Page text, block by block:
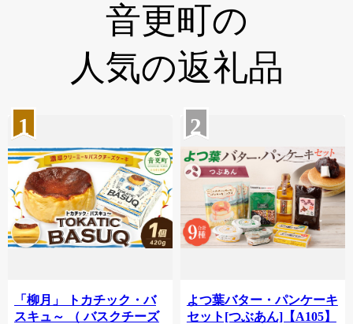
音更町の
人気の返礼品
1
「柳月」 トカチック・バ
スキュ～ （ バスクチーズ
2
よつ葉バター・パンケーキ
セット[つぶあん]【A105】